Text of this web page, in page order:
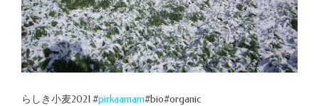
らしき小麦2021 #pirkaamam#bio#organic